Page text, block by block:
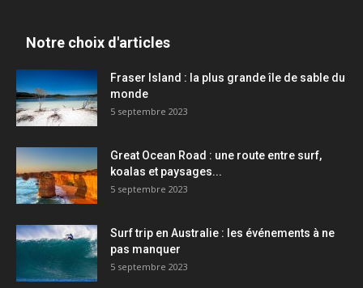
Notre choix d'articles
Fraser Island : la plus grande île de sable du
monde
5 septembre 2023
Great Ocean Road : une route entre surf,
koalas et paysages...
5 septembre 2023
Surf trip en Australie : les événements à ne
pas manquer
5 septembre 2023